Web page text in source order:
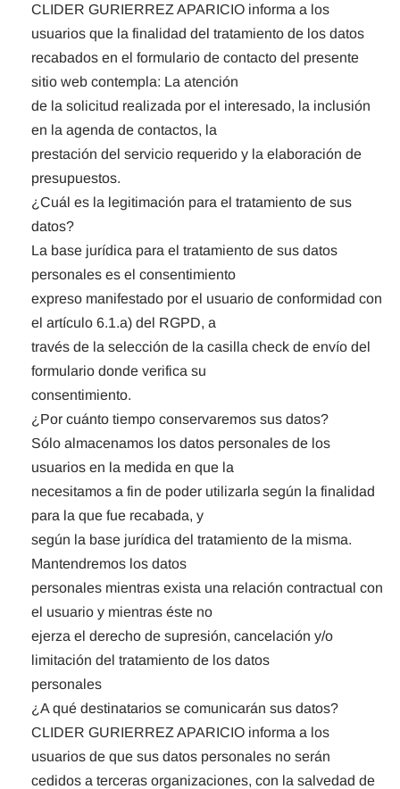
CLIDER GURIERREZ APARICIO informa a los
usuarios que la finalidad del tratamiento de los datos
recabados en el formulario de contacto del presente
sitio web contempla: La atención
de la solicitud realizada por el interesado, la inclusión
en la agenda de contactos, la
prestación del servicio requerido y la elaboración de
presupuestos.
¿Cuál es la legitimación para el tratamiento de sus
datos?
La base jurídica para el tratamiento de sus datos
personales es el consentimiento
expreso manifestado por el usuario de conformidad con
el artículo 6.1.a) del RGPD, a
través de la selección de la casilla check de envío del
formulario donde verifica su
consentimiento.
¿Por cuánto tiempo conservaremos sus datos?
Sólo almacenamos los datos personales de los
usuarios en la medida en que la
necesitamos a fin de poder utilizarla según la finalidad
para la que fue recabada, y
según la base jurídica del tratamiento de la misma.
Mantendremos los datos
personales mientras exista una relación contractual con
el usuario y mientras éste no
ejerza el derecho de supresión, cancelación y/o
limitación del tratamiento de los datos
personales
¿A qué destinatarios se comunicarán sus datos?
CLIDER GURIERREZ APARICIO informa a los
usuarios de que sus datos personales no serán
cedidos a terceras organizaciones, con la salvedad de